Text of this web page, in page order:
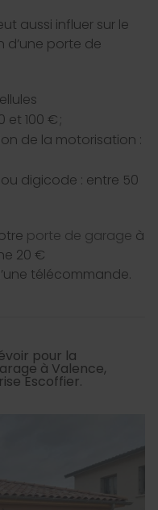
aussi influer sur le
d’une porte de
100 € ;
de la motorisation :
digicode : entre 50
porte de garage à
20 €
télécommande.
pour la
à Valence,
Escoffier.